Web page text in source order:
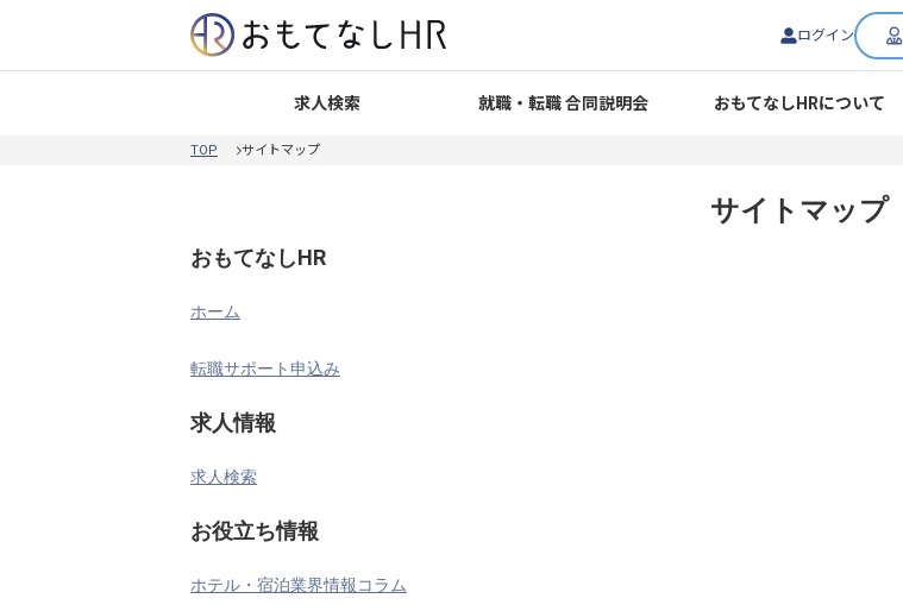
ログイン
求人検索 就職・転職 合同説明会 おもてなしHRについて
TOP サイトマップ
サイトマップ
おもてなしHR
ホーム
転職サポート申込み
求人情報
求人検索
お役立ち情報
ホテル・宿泊業界情報コラム